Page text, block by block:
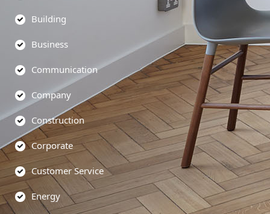
Building
Business
Communication
Company
Construction
Corporate
Customer Service
Energy